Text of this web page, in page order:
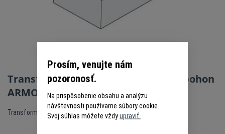
Transformátor LIFE 5RI1350000 pre pohon
ARMOR
Transformátor LIFE pre pohon ARMOR
Prosím, venujte nám
pozoronosť.
Na prispôsobenie obsahu a analýzu
návštevnosti používame súbory cookie.
Svoj súhlas môžete vždyupraviť.